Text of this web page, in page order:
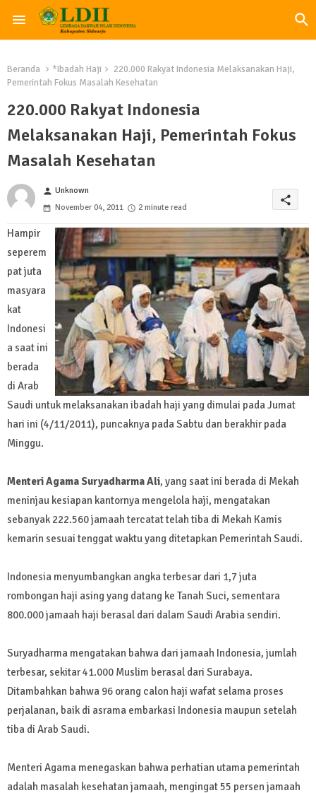
Beranda *Ibadah Haji
220.000 Rakyat Indonesia Melaksanakan Haji,
Pemerintah Fokus Masalah Kesehatan
220.000 Rakyat Indonesia
Melaksanakan Haji, Pemerintah Fokus
Masalah Kesehatan
person Unknown
November 04, 2011
2 minute read
share
Hampir
seperem
pat juta
masyara
kat
Indonesi
a saat ini
berada
di Arab
Saudi untuk melaksanakan ibadah haji yang dimulai pada Jumat
hari ini (4/11/2011), puncaknya pada Sabtu dan berakhir pada
Minggu.
Menteri Agama Suryadharma Ali, yang saat ini berada di Mekah
meninjau kesiapan kantornya mengelola haji, mengatakan
sebanyak 222.560 jamaah tercatat telah tiba di Mekah Kamis
kemarin sesuai tenggat waktu yang ditetapkan Pemerintah Saudi.
Indonesia menyumbangkan angka terbesar dari 1,7 juta
rombongan haji asing yang datang ke Tanah Suci, sementara
800.000 jamaah haji berasal dari dalam Saudi Arabia sendiri.
Suryadharma mengatakan bahwa dari jamaah Indonesia, jumlah
terbesar, sekitar 41.000 Muslim berasal dari Surabaya.
Ditambahkan bahwa 96 orang calon haji wafat selama proses
perjalanan, baik di asrama embarkasi Indonesia maupun setelah
tiba di Arab Saudi.
Menteri Agama menegaskan bahwa perhatian utama pemerintah
adalah masalah kesehatan jamaah, mengingat 55 persen jamaah